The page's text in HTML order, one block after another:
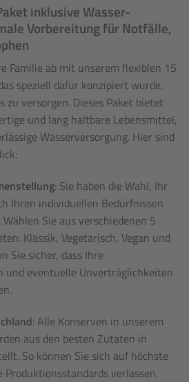
inklusive Wasser-
Vorbereitung für Notfälle,
Familie ab mit unserem flexiblen 15
speziell dafür konzipiert wurde,
zu versorgen. Dieses Paket bietet
und lang haltbare Lebensmittel,
Wasserversorgung. Hier sind
: Sie haben die Wahl, Ihr
Ihren individuellen Bedürfnissen
Sie aus verschiedenen 5
Klassik, Vegetarisch, Vegan und
Sie sicher, dass Ihre
und eventuelle Unverträglichkeiten
: Alle Konserven in unserem
aus den besten Zutaten in
So können Sie sich auf höchste
verlassen.